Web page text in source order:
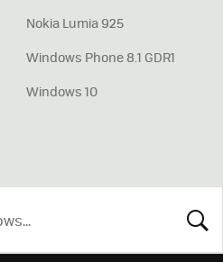
Nokia Lumia 925
Windows Phone 8.1 GDR1
Windows 10